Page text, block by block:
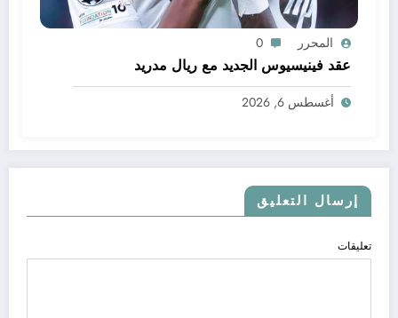
المحرر 0
عقد فينيسيوس الجديد مع ريال مدريد
أغسطس 6, 2026
إرسال التعليق
تعليقات